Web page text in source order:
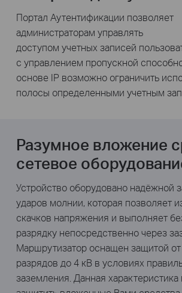
Портал Аутентификации позволяет
администраторам управлять
доступом учетных записей
с управлением пропускной
основе IP возможно ограничить
полосы определенными учетным
Разумное вложение
сетевое
Устройство оборудовано надёжной
ударов молнии, которая позволяет
скачков напряжения и выполняет
разрядку непосредственно через
Маршрутизатор оснащен защитой от
разрядов до 4 кВ в условиях
заземления. Данная характеристика